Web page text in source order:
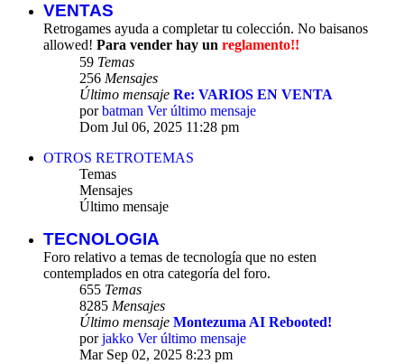
VENTAS
Retrogames ayuda a completar tu colección. No baisanos
allowed! Para vender hay un reglamento!!
59 Temas
256 Mensajes
Último mensaje Re: VARIOS EN VENTA
porbatman Ver último mensaje
Dom Jul 06, 2025 11:28 pm
OTROS RETROTEMAS
Temas
Mensajes
Último mensaje
TECNOLOGIA
Foro relativo a temas de tecnología que no esten
contemplados en otra categoría del foro.
655 Temas
8285 Mensajes
Último mensaje Montezuma AI Rebooted!
porjakko Ver último mensaje
Mar Sep 02, 2025 8:23 pm